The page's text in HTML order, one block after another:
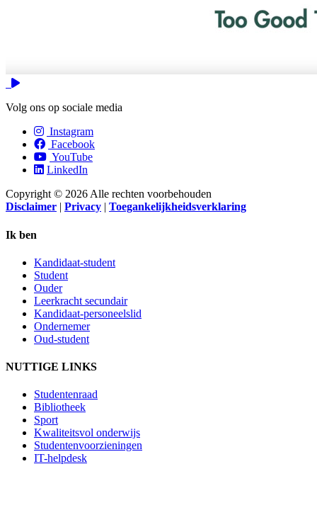
Video
Volg ons op sociale media
Instagram
Facebook
YouTube
LinkedIn
Copyright © 2026 Alle rechten voorbehouden
Disclaimer | Privacy | Toegankelijkheidsverklaring
Ik ben
Kandidaat-student
Student
Ouder
Leerkracht secundair
Kandidaat-personeelslid
Ondernemer
Oud-student
NUTTIGE LINKS
Studentenraad
Bibliotheek
Sport
Kwaliteitsvol onderwijs
Studentenvoorzieningen
IT-helpdesk